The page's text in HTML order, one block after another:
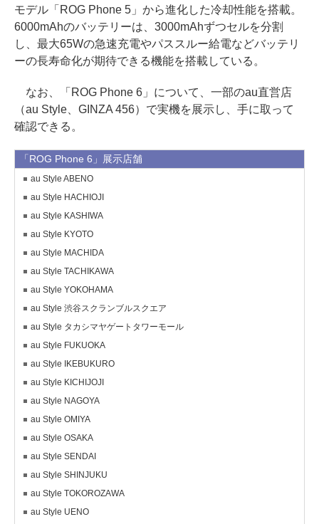
モデル「ROG Phone 5」から進化した冷却性能を搭載。
6000mAhのバッテリーは、3000mAhずつセルを分割
し、最大65Wの急速充電やパススルー給電などバッテリ
ーの長寿命化が期待できる機能を搭載している。
なお、「ROG Phone 6」について、一部のau直営店
（au Style、GINZA 456）で実機を展示し、手に取って
確認できる。
「ROG Phone 6」展示店舗
au Style ABENO
au Style HACHIOJI
au Style KASHIWA
au Style KYOTO
au Style MACHIDA
au Style TACHIKAWA
au Style YOKOHAMA
au Style 渋谷スクランブルスクエア
au Style タカシマヤゲートタワーモール
au Style FUKUOKA
au Style IKEBUKURO
au Style KICHIJOJI
au Style NAGOYA
au Style OMIYA
au Style OSAKA
au Style SENDAI
au Style SHINJUKU
au Style TOKOROZAWA
au Style UENO